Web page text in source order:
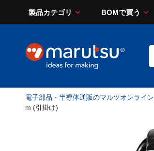
製品カテゴリ BOMで買う
電子部品・半導体通販のマルツオンライン
m (引掛け)